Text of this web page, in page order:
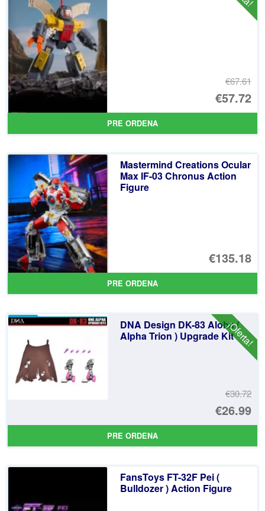
€67.61
El
€57.72
El
PRE ORDENA
Mastermind Creations Ocular
Max IF-03 Chronus Action
Figure
€135.18
PRE ORDENA
¡Oferta!
DNA Design DK-83 Aloha (
Alpha Trion ) Upgrade Kit
€30.72
El
€26.99
El
PRE ORDENA
FansToys FT-32F Pei (
Bulldozer ) Action Figure